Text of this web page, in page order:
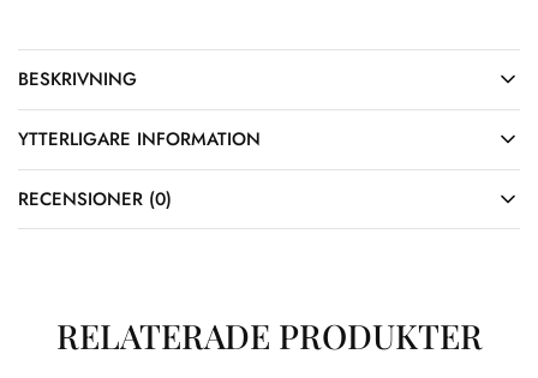
BESKRIVNING
YTTERLIGARE INFORMATION
RECENSIONER (0)
RELATERADE PRODUKTER